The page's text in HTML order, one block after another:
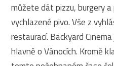
můžete dát pizzu, burgery
vychlazené pivo. Vše z
restaurací. Backyard
hlavně o Vánocích. Kromě